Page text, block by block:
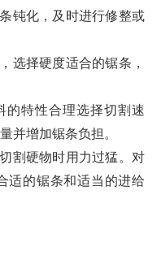
钝化，及时进行修整或
选择硬度适合的锯条，
的特性合理选择切割速
并增加锯条负担。
割硬物时用力过猛。对
适的锯条和适当的进给